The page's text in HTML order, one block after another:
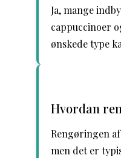
Ja, mange
cappuccinoer
ønskede type
Hvordan
Rengøringen
men det er